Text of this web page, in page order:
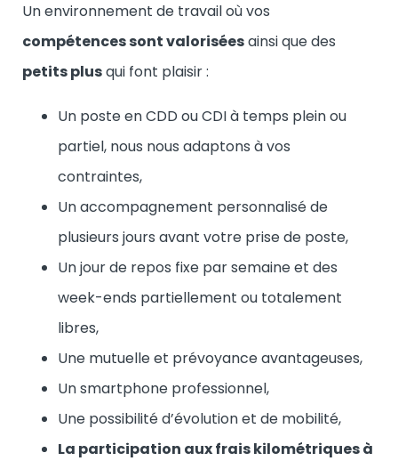
Un environnement de travail où vos
compétences sont valoriséesainsi que des
petits plusqui font plaisir :
Un poste en CDD ou CDI à temps plein ou
partiel, nous nous adaptons à vos
contraintes,
Un accompagnement personnalisé de
plusieurs jours avant votre prise de poste,
Un jour de repos fixe par semaine et des
week-ends partiellement ou totalement
libres,
Une mutuelle et prévoyance avantageuses,
Un smartphone professionnel,
Une possibilité d’évolution et de mobilité,
La participation aux frais kilométriques à